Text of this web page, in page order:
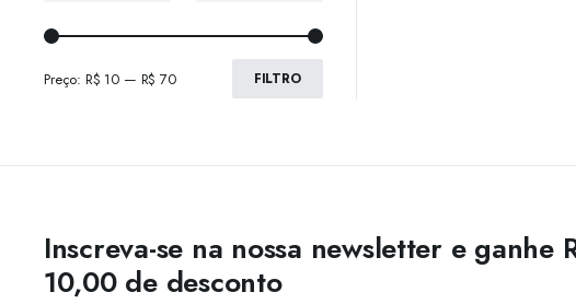
FILTRO
Preço: R$ 10 — R$ 70
Inscreva-se na nossa newsletter e ganhe
10,00 de desconto